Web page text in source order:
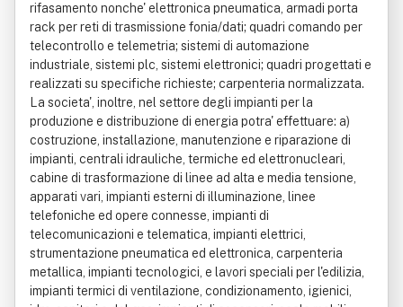
rifasamento nonche' elettronica pneumatica, armadi porta
rack per reti di trasmissione fonia/dati; quadri comando per
telecontrollo e telemetria; sistemi di automazione
industriale, sistemi plc, sistemi elettronici; quadri progettati e
realizzati su specifiche richieste; carpenteria normalizzata.
La societa', inoltre, nel settore degli impianti per la
produzione e distribuzione di energia potra' effettuare: a)
costruzione, installazione, manutenzione e riparazione di
impianti, centrali idrauliche, termiche ed elettronucleari,
cabine di trasformazione di linee ad alta e media tensione,
apparati vari, impianti esterni di illuminazione, linee
telefoniche ed opere connesse, impianti di
telecomunicazioni e telematica, impianti elettrici,
strumentazione pneumatica ed elettronica, carpenteria
metallica, impianti tecnologici, e lavori speciali per l'edilizia,
impianti termici di ventilazione, condizionamento, igienici,